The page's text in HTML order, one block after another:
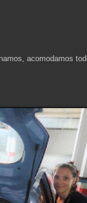
acomodamos